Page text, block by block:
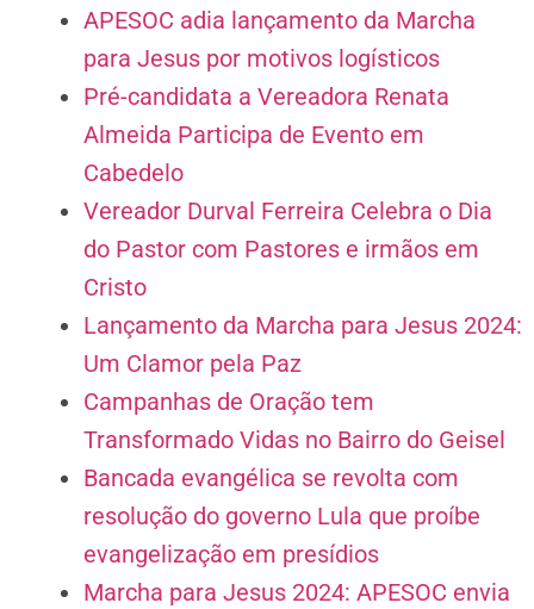
APESOC adia lançamento da Marcha
para Jesus por motivos logísticos
Pré-candidata a Vereadora Renata
Almeida Participa de Evento em
Cabedelo
Vereador Durval Ferreira Celebra o Dia
do Pastor com Pastores e irmãos em
Cristo
Lançamento da Marcha para Jesus 2024:
Um Clamor pela Paz
Campanhas de Oração tem
Transformado Vidas no Bairro do Geisel
Bancada evangélica se revolta com
resolução do governo Lula que proíbe
evangelização em presídios
Marcha para Jesus 2024: APESOC envia